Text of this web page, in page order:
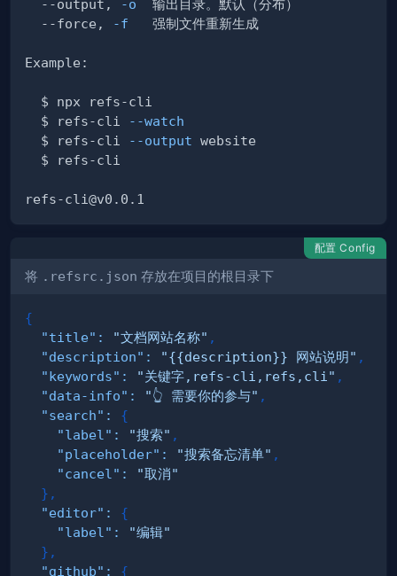
  --output,
-o
  --force,
-f
  $ refs-cli
--watch
  $ refs-cli
--output
配置 Config
将 .refsrc.json 存放在项目的根目录下
{
"title" : "文档网站名称" ,
"description" : "{{description}} 网站说明" ,
"keywords" : "关键字,refs-cli,refs,cli" ,
"data-info" : "👆 需要你的参与" ,
"search" :
{
"label" : "搜索" ,
"placeholder" : "搜索备忘清单" ,
"cancel" :
"取消"
} ,
"editor" :
{
"label" :
"编辑"
} ,
"github" : {